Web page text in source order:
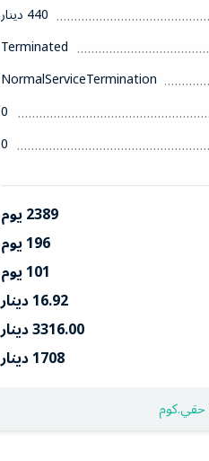
440 دينار
Terminated
NormalServiceTermination
0
0
2389 يوم
196 يوم
101 يوم
16.92 دينار
3316.00 دينار
1708 دينار
حقي.كوم